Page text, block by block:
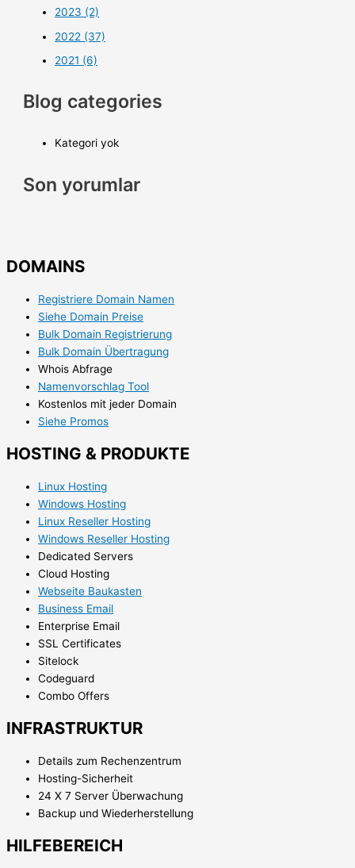
2023 (2)
2022 (37)
2021 (6)
Blog categories
Kategori yok
Son yorumlar
DOMAINS
Registriere Domain Namen
Siehe Domain Preise
Bulk Domain Registrierung
Bulk Domain Übertragung
Whois Abfrage
Namenvorschlag Tool
Kostenlos mit jeder Domain
Siehe Promos
HOSTING & PRODUKTE
Linux Hosting
Windows Hosting
Linux Reseller Hosting
Windows Reseller Hosting
Dedicated Servers
Cloud Hosting
Webseite Baukasten
Business Email
Enterprise Email
SSL Certificates
Sitelock
Codeguard
Combo Offers
INFRASTRUKTUR
Details zum Rechenzentrum
Hosting-Sicherheit
24 X 7 Server Überwachung
Backup und Wiederherstellung
HILFEBEREICH